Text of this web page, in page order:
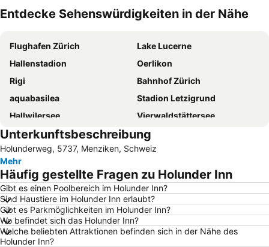
Entdecke Sehenswürdigkeiten in der Nähe
Flughafen Zürich
Lake Lucerne
Hallenstadion
Oerlikon
Rigi
Bahnhof Zürich
aquabasilea
Stadion Letzigrund
Hallwilersee
Vierwaldstättersee
Altstetten
Zoo Zürich
Alpamare
Zugersee
Sattel-Hochstuckli
Verkehrshaus
Zürichsee
Hauptbahnhof Luzern
Stoos
Natur- und Tierpark Goldau
Sörenberg-Flühli
Langstrasse
Hirslanden
Wollishofen
Unterkunftsbeschreibung
Holunderweg, 5737, Menziken, Schweiz
Mehr
Häufig gestellte Fragen zu Holunder Inn
Gibt es einen Poolbereich im Holunder Inn?
Sind Haustiere im Holunder Inn erlaubt?
Gibt es Parkmöglichkeiten im Holunder Inn?
Wo befindet sich das Holunder Inn?
Welche beliebten Attraktionen befinden sich in der Nähe des
Holunder Inn?